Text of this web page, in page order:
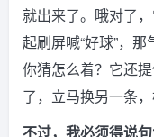
就出来了。哦对了
起刷屏喊“好球”，
你猜怎么着？它还
了，立马换另一条，
不过，我必须得说句